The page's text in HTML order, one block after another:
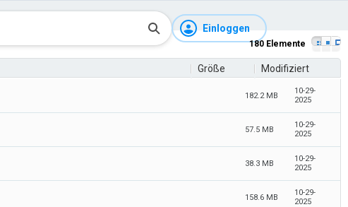
Einloggen
180 Elemente
Modifiziert
Größe
182.2 MB
10-29-
2025
57.5 MB
10-29-
2025
38.3 MB
10-29-
2025
158.6 MB
10-29-
2025